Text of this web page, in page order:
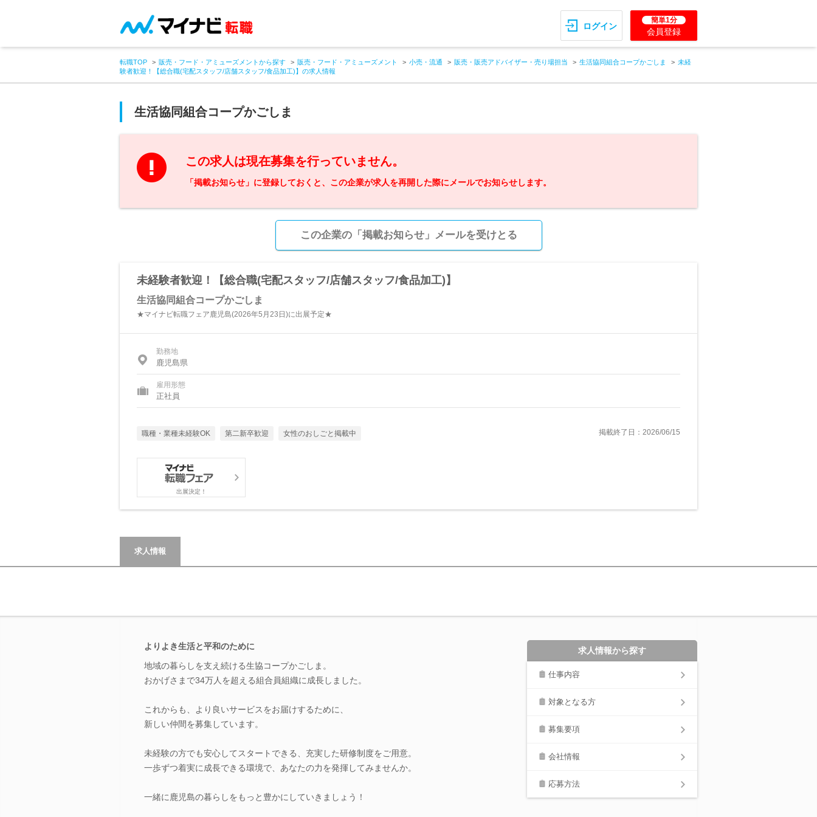
ログイン
簡単1分
会員登録
転職TOP 販売・フード・アミューズメントから探す 販売・フード・アミューズメント 小売・流通 販売・販売アドバイザー・売り場担当 生活協同組合コープかごしま
未経
験者歓迎！【総合職(宅配スタッフ/店舗スタッフ/食品加工)】の求人情報
生活協同組合コープかごしま
この求人は現在募集を行っていません。
「掲載お知らせ」に登録しておくと、この企業が求人を再開した際にメールでお知らせします。
この企業の「掲載お知らせ」メールを受けとる
未経験者歓迎！【総合職(宅配スタッフ/店舗スタッフ/食品加工)】
生活協同組合コープかごしま
★マイナビ転職フェア鹿児島(2026年5月23日)に出展予定★
勤務地
鹿児島県
雇用形態
正社員
職種・業種未経験OK 第二新卒歓迎 女性のおしごと掲載中 掲載終了日：2026/06/15
出展決定！
求人情報
よりよき生活と平和のために
地域の暮らしを支え続ける生協コープかごしま。
おかげさまで34万人を超える組合員組織に成長しました。
これからも、より良いサービスをお届けするために、
新しい仲間を募集しています。
未経験の方でも安心してスタートできる、充実した研修制度をご用意。
一歩ずつ着実に成長できる環境で、あなたの力を発揮してみませんか。
一緒に鹿児島の暮らしをもっと豊かにしていきましょう！
求人情報から探す
仕事内容
対象となる方
募集要項
会社情報
応募方法